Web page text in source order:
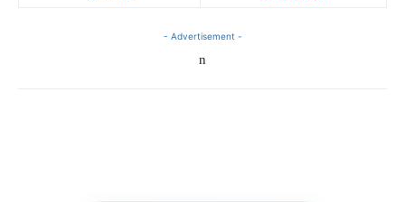
- Advertisement -
n